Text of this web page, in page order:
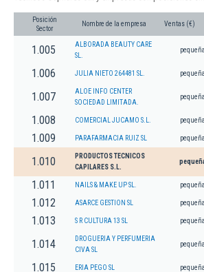
Posición
Sector
Nombre de la empresa Ventas (€)
1.005
ALBORADA BEAUTY CARE
SL.
pequeña
1.006 JULIA NIETO 264481 SL. pequeña
1.007
ALOE INFO CENTER
SOCIEDAD LIMITADA.
pequeña
1.008 COMERCIAL JUCAMO S.L. pequeña
1.009 PARAFARMACIA RUIZ SL pequeña
1.010
PRODUCTOS TECNICOS
CAPILARES S.L.
1.011 NAILS & MAKE UP SL. pequeña
1.012 ASARCE GESTION SL pequeña
1.013 S R CULTURA 13 SL pequeña
1.014
DROGUERIA Y PERFUMERIA
CIVA SL
pequeña
1.015 ERIA PEGO SL pequeña